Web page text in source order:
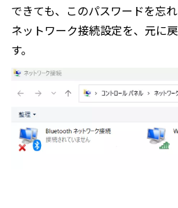
できても、このパスワードを忘
ネットワーク接続設定を、元に
す。